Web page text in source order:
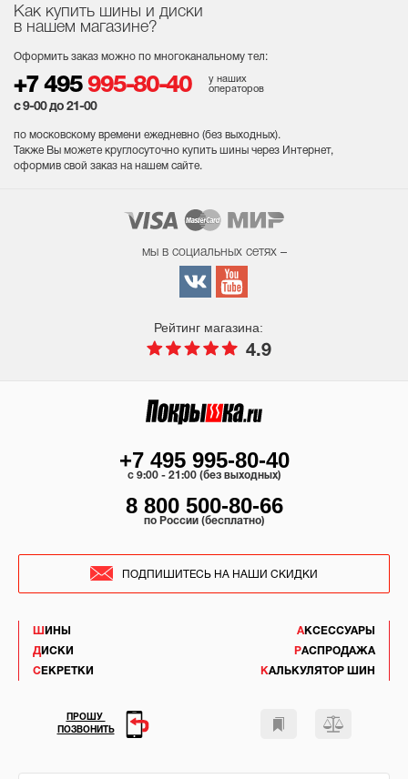
Как купить шины и диски
в нашем магазине?
Оформить заказ можно по многоканальному тел:
+7 495 995-80-40
у наших
операторов
с 9-00 до 21-00
по московскому времени ежедневно (без выходных).
Также Вы можете круглосуточно купить шины через Интернет,
оформив свой заказ на нашем сайте.
мы в социальных сетях –
Рейтинг магазина:
4.9
ШИНЫ
ДИСКИ
СЕКРЕТКИ
АКСЕССУАРЫ
РАСПРОДАЖА
КАЛЬКУЛЯТОР ШИН
+7 495 995-80-40
c 9:00 - 21:00 (без выходных)
8 800 500-80-66
по России (бесплатно)
ПОДПИШИТЕСЬ НА НАШИ СКИДКИ
ПРОШУ
ПОЗВОНИТЬ